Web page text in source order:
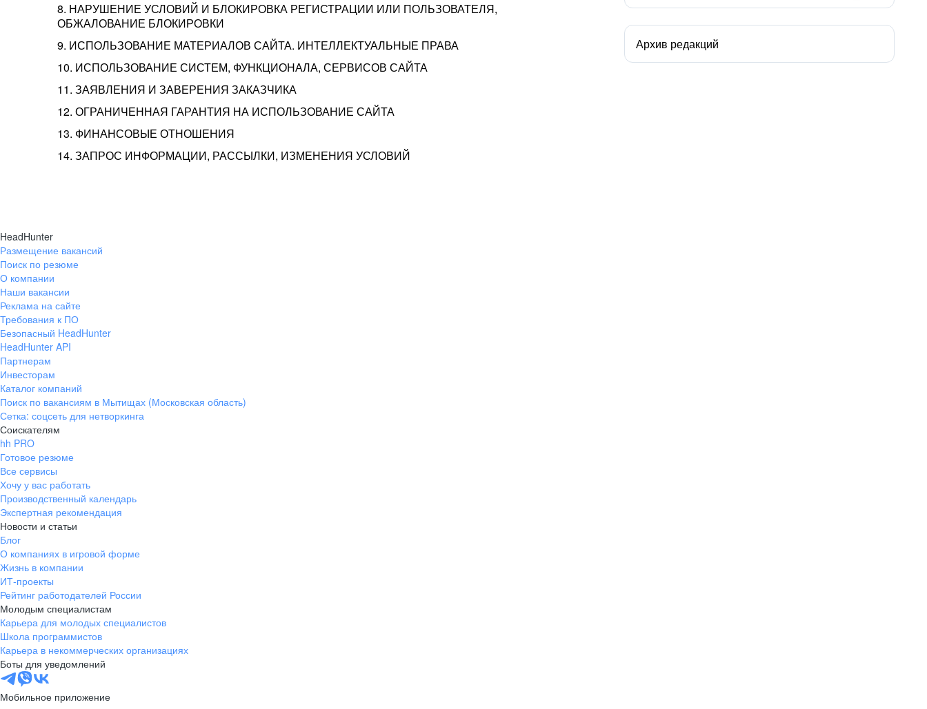
8. НАРУШЕНИЕ УСЛОВИЙ И БЛОКИРОВКА РЕГИСТРАЦИИ ИЛИ ПОЛЬЗОВАТЕЛЯ,
ОБЖАЛОВАНИЕ БЛОКИРОВКИ
9. ИСПОЛЬЗОВАНИЕ МАТЕРИАЛОВ САЙТА. ИНТЕЛЛЕКТУАЛЬНЫЕ ПРАВА
10. ИСПОЛЬЗОВАНИЕ СИСТЕМ, ФУНКЦИОНАЛА, СЕРВИСОВ САЙТА
11. ЗАЯВЛЕНИЯ И ЗАВЕРЕНИЯ ЗАКАЗЧИКА
12. ОГРАНИЧЕННАЯ ГАРАНТИЯ НА ИСПОЛЬЗОВАНИЕ САЙТА
13. ФИНАНСОВЫЕ ОТНОШЕНИЯ
14. ЗАПРОС ИНФОРМАЦИИ, РАССЫЛКИ, ИЗМЕНЕНИЯ УСЛОВИЙ
Архив редакций
HeadHunter
Размещение вакансий
Поиск по резюме
О компании
Наши вакансии
Реклама на сайте
Требования к ПО
Безопасный HeadHunter
HeadHunter API
Партнерам
Инвесторам
Каталог компаний
Поиск по вакансиям в Мытищах (Московская область)
Сетка: соцсеть для нетворкинга
Соискателям
hh PRO
Готовое резюме
Все сервисы
Хочу у вас работать
Производственный календарь
Экспертная рекомендация
Новости и статьи
Блог
О компаниях в игровой форме
Жизнь в компании
ИТ-проекты
Рейтинг работодателей России
Молодым специалистам
Карьера для молодых специалистов
Школа программистов
Карьера в некоммерческих организациях
Боты для уведомлений
Мобильное приложение